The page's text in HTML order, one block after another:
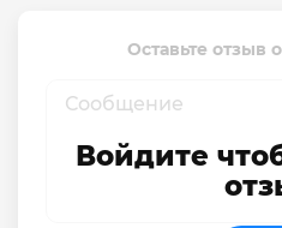
Оставьте отзыв
Войдите